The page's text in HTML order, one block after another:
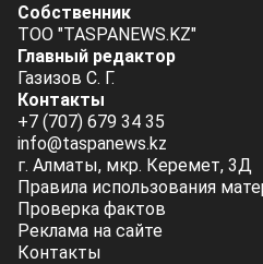
Собственник
ТОО "TASPANEWS.KZ"
Главный редактор
Газизов С. Г.
Контакты
+7 (707) 679 34 35
info@taspanews.kz
г. Алматы, мкр. Керемет, 3Д
Правила использования
Проверка фактов
Реклама на сайте
Контакты